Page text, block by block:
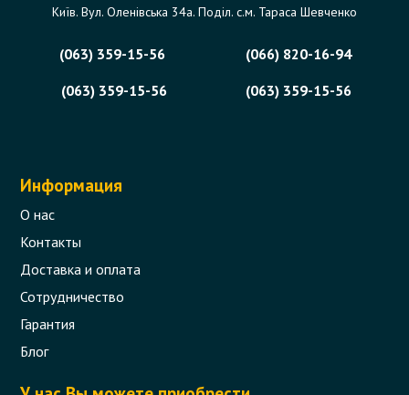
Київ. Вул. Оленівська 34а. Поділ. с.м. Тараса Шевченко
(063) 359-15-56
(066) 820-16-94
(063) 359-15-56
(063) 359-15-56
Информация
О нас
Контакты
Доставка и оплата
Сотрудничество
Гарантия
Блог